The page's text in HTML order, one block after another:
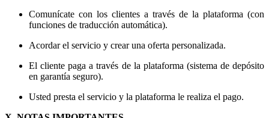
Comunícate con los clientes a través de la plataforma (con
funciones de traducción automática).
Acordar el servicio y crear una oferta personalizada.
El cliente paga a través de la plataforma (sistema de depósito
en garantía seguro).
Usted presta el servicio y la plataforma le realiza el pago.